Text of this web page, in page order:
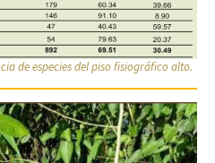
de especies del piso fisiográfico alto.